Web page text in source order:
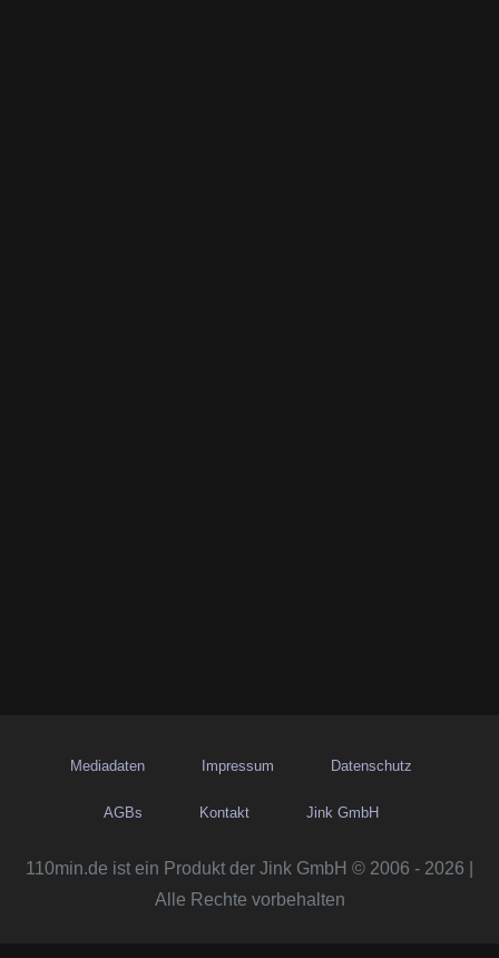
Mediadaten Impressum Datenschutz
AGBs Kontakt Jink GmbH
110min.de ist ein Produkt der Jink GmbH © 2006 - 2026 |
Alle Rechte vorbehalten